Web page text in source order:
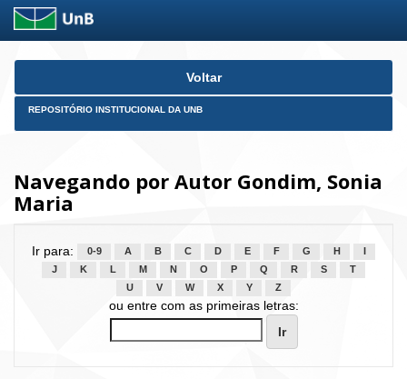
Skip
Voltar
REPOSITÓRIO INSTITUCIONAL DA UNB
Navegando por Autor Gondim, Sonia
Maria
Ir para: 0-9 A B C D E F G H
J
K L M N O P Q R S
T
U
V W X Y Z
ou entre com as primeiras letras: